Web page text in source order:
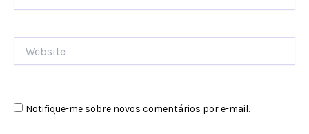
Notifique-me sobre novos comentários por e-mail.